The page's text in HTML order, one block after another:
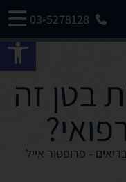
03-5278128
בטן זה
- פרופסור אייל